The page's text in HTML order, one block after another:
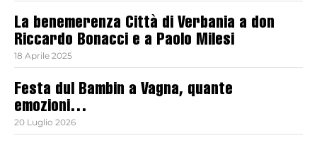
La benemerenza Città di Verbania a don
Riccardo Bonacci e a Paolo Milesi
18 Aprile 2025
Festa dul Bambin a Vagna, quante
emozioni…
20 Luglio 2026